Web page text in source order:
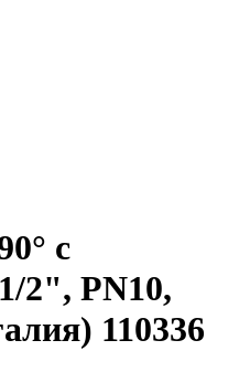
с
2", PN10,
110336